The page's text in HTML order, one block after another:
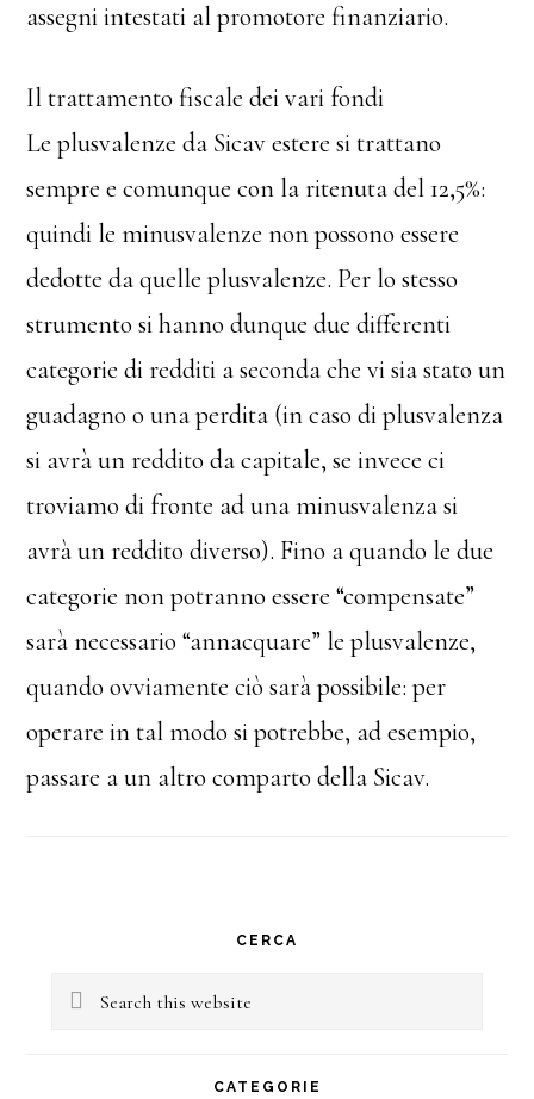
assegni intestati al promotore finanziario.
Il trattamento fiscale dei vari fondi
Le plusvalenze da Sicav estere si trattano
sempre e comunque con la ritenuta del 12,5%:
quindi le minusvalenze non possono essere
dedotte da quelle plusvalenze. Per lo stesso
strumento si hanno dunque due differenti
categorie di redditi a seconda che vi sia stato un
guadagno o una perdita (in caso di plusvalenza
si avrà un reddito da capitale, se invece ci
troviamo di fronte ad una minusvalenza si
avrà un reddito diverso). Fino a quando le due
categorie non potranno essere “compensate”
sarà necessario “annacquare” le plusvalenze,
quando ovviamente ciò sarà possibile: per
operare in tal modo si potrebbe, ad esempio,
passare a un altro comparto della Sicav.
Sidebar
CERCA
Search
CATEGORIE